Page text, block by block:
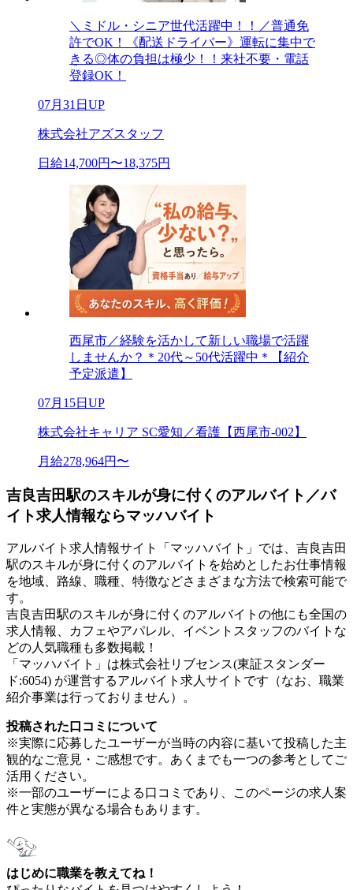
＼ミドル・シニア世代活躍中！！／普通免
許でOK！《配送ドライバー》運転に集中で
きる◎体の負担は極少！！来社不要・電話
登録OK！
07月31日UP
株式会社アズスタッフ
日給14,700円〜18,375円
西尾市／経験を活かして新しい職場で活躍
しませんか？＊20代～50代活躍中＊【紹介
予定派遣】
07月15日UP
株式会社キャリア SC愛知／看護【西尾市-002】
月給278,964円〜
吉良吉田駅のスキルが身に付くのアルバイト／バ
イト求人情報ならマッハバイト
アルバイト求人情報サイト「マッハバイト」では、吉良吉田
駅のスキルが身に付くのアルバイトを始めとしたお仕事情報
を地域、路線、職種、特徴などさまざまな方法で検索可能で
す。
吉良吉田駅のスキルが身に付くのアルバイトの他にも全国の
求人情報、カフェやアパレル、イベントスタッフのバイトな
どの人気職種も多数掲載！
「マッハバイト」は株式会社リブセンス(東証スタンダー
ド:6054) が運営するアルバイト求人サイトです（なお、職業
紹介事業は行っておりません）。
投稿された口コミについて
※実際に応募したユーザーが当時の内容に基いて投稿した主
観的なご意見・ご感想です。あくまでも一つの参考としてご
活用ください。
※一部のユーザーによる口コミであり、このページの求人案
件と実態が異なる場合もあります。
はじめに職業を教えてね！